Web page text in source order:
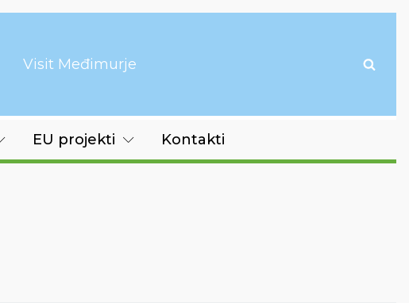
Visit Međimurje
EU projekti Kontakti